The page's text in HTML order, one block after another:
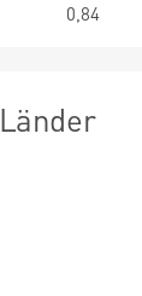
0,84
Länder